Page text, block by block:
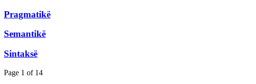
Pragmatikë
Semantikë
Sintaksë
Page 1 of 14